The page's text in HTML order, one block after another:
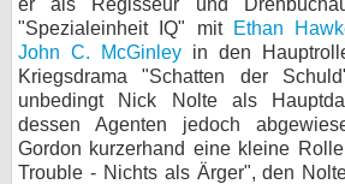
er als Regisseur und
"Spezialeinheit IQ" mit Ethan
John C. McGinley in den
Kriegsdrama "Schatten der
unbedingt Nick Nolte als
dessen Agenten jedoch
Gordon kurzerhand eine kleine
Trouble - Nichts als Ärger", den
Kontakt
Cookie-